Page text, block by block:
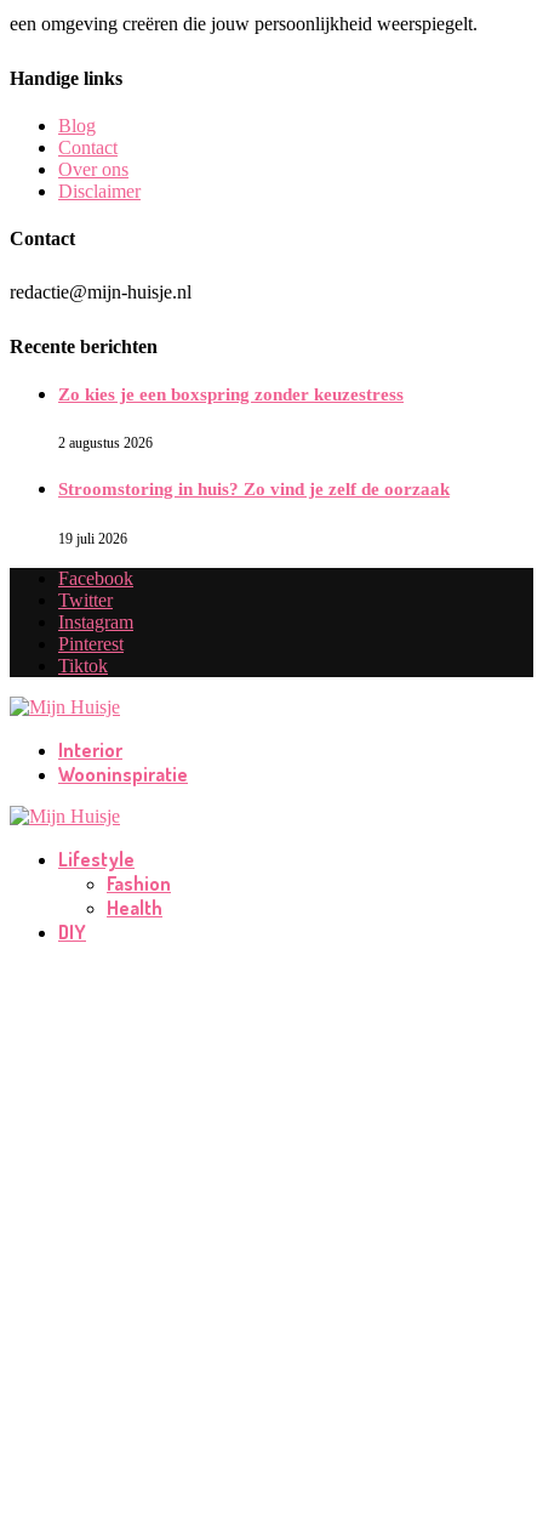
een omgeving creëren die jouw persoonlijkheid weerspiegelt.
Handige links
Blog
Contact
Over ons
Disclaimer
Contact
redactie@mijn-huisje.nl
Recente berichten
Zo kies je een boxspring zonder keuzestress
2 augustus 2026
Stroomstoring in huis? Zo vind je zelf de oorzaak
19 juli 2026
Facebook
Twitter
Instagram
Pinterest
Tiktok
Interior
Wooninspiratie
Lifestyle
Fashion
Health
DIY